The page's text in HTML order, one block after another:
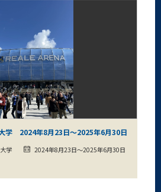
学 2024年8月23日～2025年6月30日
学
2024年8月23日～2025年6月30日